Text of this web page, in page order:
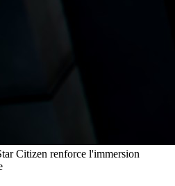
Citizen renforce l'immersion